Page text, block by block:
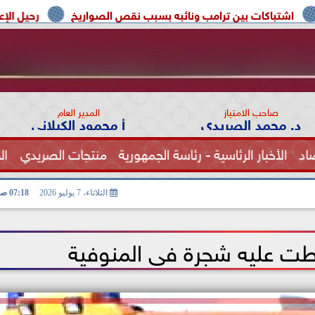
رحيل الإعلامية سونيا كمال ونائبه بسبب نقص الصواريخ
صاحب الامتياز
د. محمد الصريدي المدير العام
أ محمود الكيلاني
الأخبار الرئاسية - رئاسة الجمهورية منتجات الصريدي
الصحة الثلاثاء، 7 يوليو 2026 07:18 صـ
شجرة فى المنوفية